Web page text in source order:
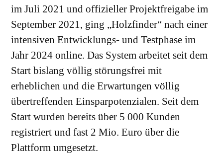
im Juli 2021 und offizieller Projektfreigabe im
September 2021, ging „Holzfinder“ nach einer
intensiven Entwicklungs- und Testphase im
Jahr 2024 online. Das System arbeitet seit dem
Start bislang völlig störungsfrei mit
erheblichen und die Erwartungen völlig
übertreffenden Einsparpotenzialen. Seit dem
Start wurden bereits über 5 000 Kunden
registriert und fast 2 Mio. Euro über die
Plattform umgesetzt.